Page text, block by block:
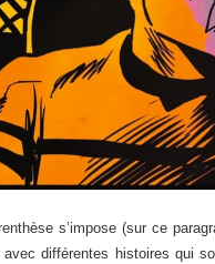
s’impose (sur ce
avec différentes histoires qui